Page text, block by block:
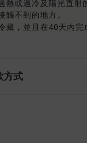
熱或過冷及陽光直射
觸不到的地方。
藏，並且在40天內完
方式